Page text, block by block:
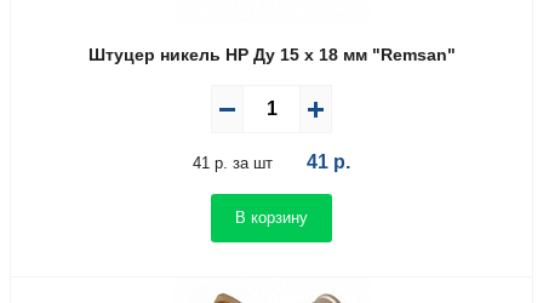
Штуцер никель НР Ду 15 х 18 мм "Remsan"
41 р. за шт 41 р.
В корзину